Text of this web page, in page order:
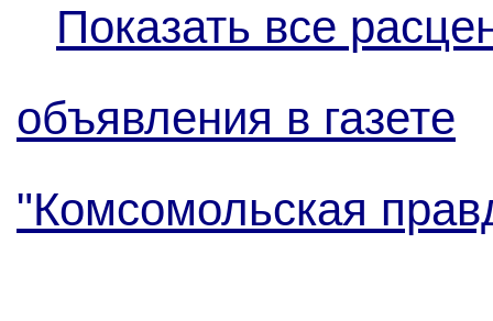
Показать все
объявления в газете
"Комсомольская